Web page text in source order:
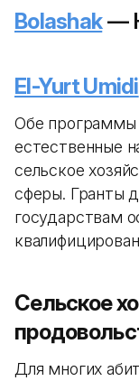
Bolashak—
El-Yurt Umidi
Обе программы
естественные
сельское
сферы. Гранты
государствам
Сельское
Для многих